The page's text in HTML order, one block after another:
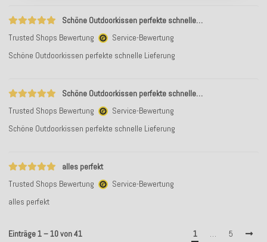
Schöne Outdoorkissen perfekte schnelle…
Trusted Shops Bewertung
Service-Bewertung
Schöne Outdoorkissen perfekte schnelle Lieferung
Schöne Outdoorkissen perfekte schnelle…
Trusted Shops Bewertung
Service-Bewertung
Schöne Outdoorkissen perfekte schnelle Lieferung
alles perfekt
Trusted Shops Bewertung
Service-Bewertung
alles perfekt
Einträge 1 – 10 von 41 1 … 5